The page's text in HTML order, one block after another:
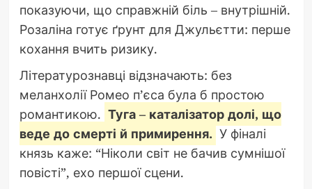
показуючи, що справжній біль – внутрішній.
Розаліна готує ґрунт для Джульєтти: перше
кохання вчить ризику.
Літературознавці відзначають: без
меланхолії Ромео п’єса була б простою
романтикою. Туга – каталізатор долі, що
веде до смерті й примирення. У фіналі
князь каже: “Ніколи світ не бачив сумнішої
повісті”, ехо першої сцени.